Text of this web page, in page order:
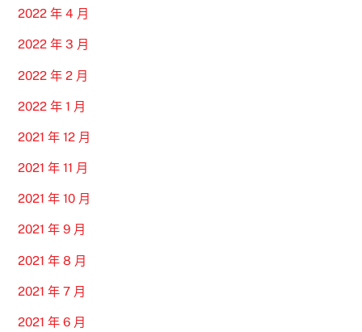
2022 年 4 月
2022 年 3 月
2022 年 2 月
2022 年 1 月
2021 年 12 月
2021 年 11 月
2021 年 10 月
2021 年 9 月
2021 年 8 月
2021 年 7 月
2021 年 6 月